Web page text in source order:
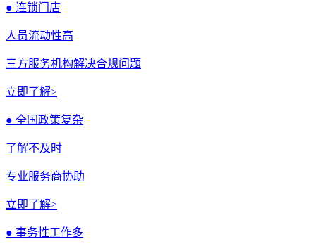
● 连锁门店
人员流动性高
三方服务机构解决合规问题
立即了解>
● 全国政策复杂
了解不及时
专业服务商协助
立即了解>
● 事务性工作多